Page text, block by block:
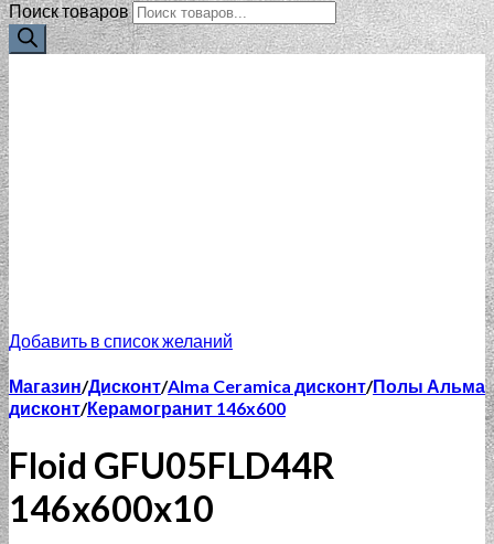
Поиск товаров
Добавить в список желаний
Магазин/Дисконт/Alma Ceramica дисконт/Полы Альма
дисконт/Керамогранит 146x600
Floid GFU05FLD44R
146x600x10